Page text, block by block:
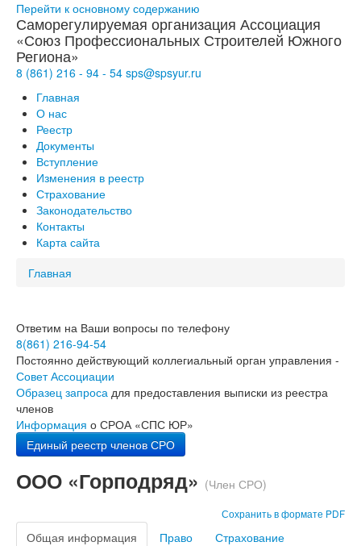
Перейти к основному содержанию
Саморегулируемая организация Ассоциация
«Союз Профессиональных Строителей Южного
Региона»
8 (861) 216 - 94 - 54 sps@spsyur.ru
Главная
О нас
Реестр
Документы
Вступление
Изменения в реестр
Страхование
Законодательство
Контакты
Карта сайта
Главная
Ответим на Ваши вопросы по телефону
8(861) 216-94-54
Постоянно действующий коллегиальный орган управления -
Совет Ассоциации
Образец запроса для предоставления выписки из реестра
членов
Информация о СРОА «СПС ЮР»
Единый реестр членов СРО
ООО «Горподряд» (Член СРО)
Сохранить в формате PDF
Общая информация Право
Страхование